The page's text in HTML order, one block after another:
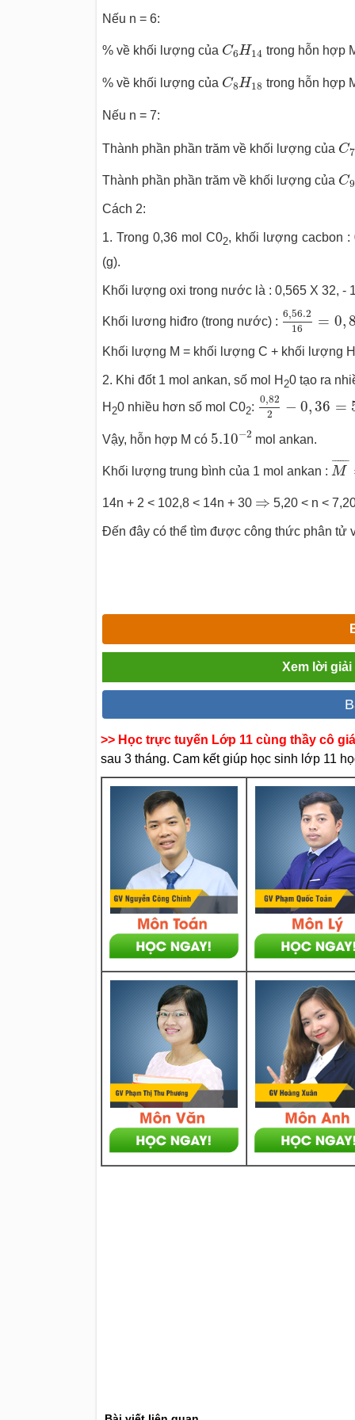
Nếu n = 6:
% về khối lượng của C6H14
C6H 14trong hỗn hợp
% về khối lượng của C8H18
C8H 18trong hỗn hợp
Nếu n = 7:
Thành phần phần trăm về khối lượng của C7
C
Thành phần phần trăm về khối lượng của C9
C
Cách 2:
1. Trong 0,36 mol C02, khối lượng cacbon :
(g).
Khối lượng oxi trong nước là : 0,565 X 32, -
Khối lương hiđro (trong nước) :
6,56.2
16
= 0,
6 ,56.2
Khối lượng M = khối lượng C + khối lượng
2. Khi đốt 1 mol ankan, số mol H 20 tạo ra
H 20 nhiều hơn số mol C02:
0,82
2
− 0, 36 =
0 ,82
Vậy, hỗn hợp M có 5.10−2
5.10 −2
mol ankan.
Khối lượng trung bình của 1 mol ankan :
¯¯¯¯¯¯
M
M¯
14n + 2 < 102,8 < 14n + 30 ⇒
⇒ 5,20 < n <
Đến đây có thể tìm được công thức phân tử
Xem lời giải
>> Học trực tuyến Lớp 11 cùng thầy cô
sau 3 tháng. Cam kết giúp học sinh lớp 11